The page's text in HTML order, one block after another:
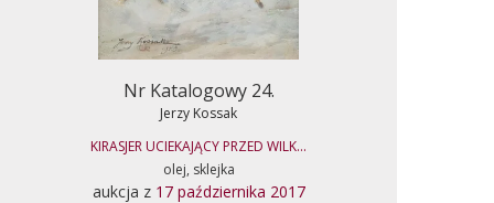
Nr Katalogowy 24.
Jerzy Kossak
KIRASJER UCIEKAJĄCY PRZED WILK...
olej, sklejka
aukcja z 17 października 2017